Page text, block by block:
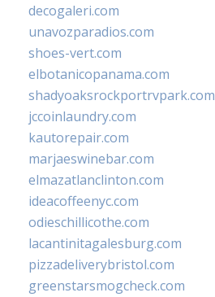
decogaleri.com
unavozparadios.com
shoes-vert.com
elbotanicopanama.com
shadyoaksrockportrvpark.com
jccoinlaundry.com
kautorepair.com
marjaeswinebar.com
elmazatlanclinton.com
ideacoffeenyc.com
odieschillicothe.com
lacantinitagalesburg.com
pizzadeliverybristol.com
greenstarsmogcheck.com